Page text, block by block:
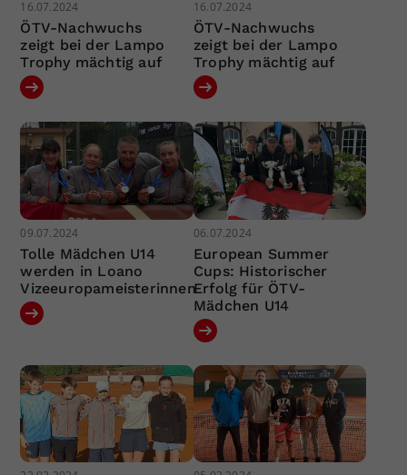
16.07.2024
ÖTV-Nachwuchs
zeigt bei der Lampo
Trophy mächtig auf
16.07.2024
ÖTV-Nachwuchs
zeigt bei der Lampo
Trophy mächtig auf
09.07.2024
Tolle Mädchen U14
werden in Loano
Vizeeuropameisterinnen
06.07.2024
European Summer
Cups: Historischer
Erfolg für ÖTV-
Mädchen U14